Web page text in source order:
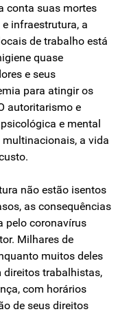
conta suas mortes
infraestrutura, a
de trabalho está
quase
e seus
para atingir os
autoritarismo e
e mental
a vida
não estão isentos
as consequências
pelo coronavírus
Milhares de
muitos deles
trabalhistas,
com horários
de seus direitos